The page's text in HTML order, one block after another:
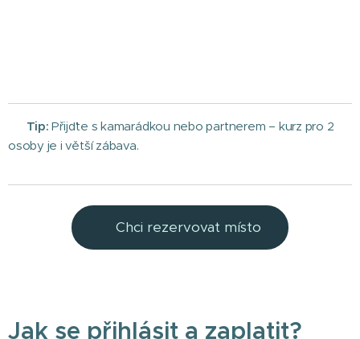
Tip: Přijďte s kamarádkou nebo partnerem – kurz pro 2
osoby je i větší zábava.
👉Chci rezervovat místo
Jak se přihlásit a zaplatit?